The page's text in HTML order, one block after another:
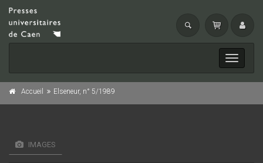
Toggle
Accueil Elseneur, n° 5/1989
IMAGES